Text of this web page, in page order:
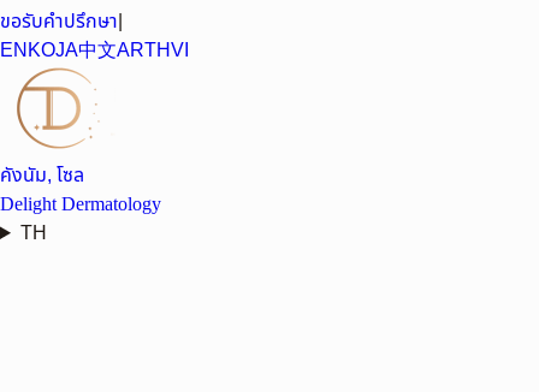
ขอรับคำปรึกษา|
ENKOJA中文ARTHVI
คังนัม, โซล
Delight Dermatology
TH